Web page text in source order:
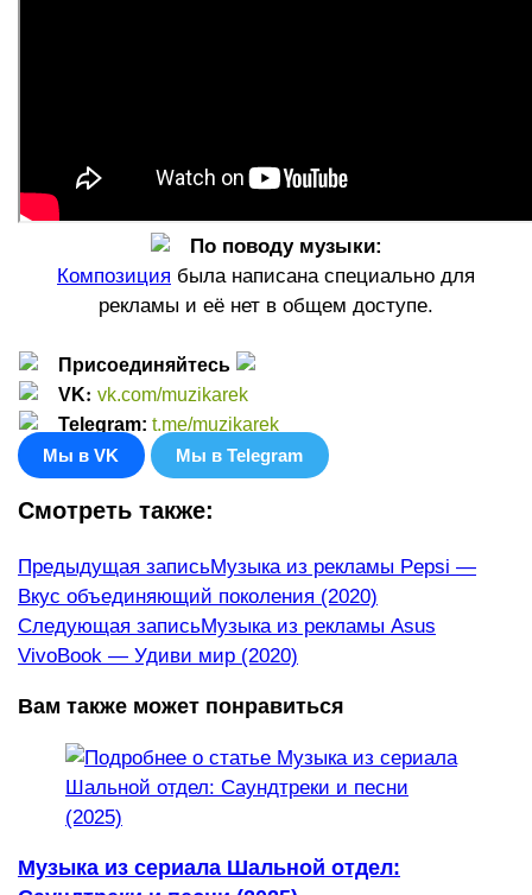
По поводу музыки:
Композиция была написана специально для
рекламы и её нет в общем доступе.
Присоединяйтесь
VK: vk.com/muzikarek
Telegram: t.me/muzikarek
Мы в VK Мы в Telegram
Смотреть также:
Еще
статьи
Предыдущая записьМузыка из рекламы Pepsi —
Вкус объединяющий поколения (2020)
Следующая записьМузыка из рекламы Asus
VivoBook — Удиви мир (2020)
Вам также может понравиться
Музыка из сериала Шальной отдел: